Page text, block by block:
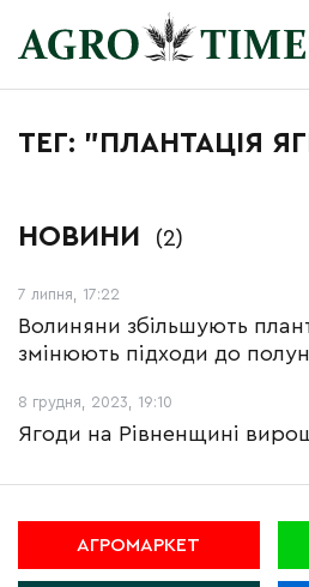
ТЕГ: "ПЛАНТАЦІЯ
НОВИНИ (2)
7 липня, 17:22
Волиняни збільшують
змінюють підходи до
8 грудня, 2023, 19:10
Ягоди на Рівненщині
АГРОМАРКЕТ